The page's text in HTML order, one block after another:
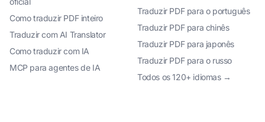
Como traduzir PDF inteiro
Traduzir com AI Translator
Como traduzir com IA
MCP para agentes de IA
Traduzir PDF para o português
Traduzir PDF para chinês
Traduzir PDF para japonês
Traduzir PDF para o russo
Todos os 120+ idiomas →